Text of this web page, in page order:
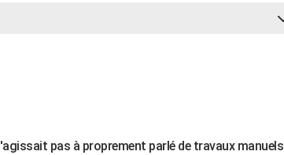
pas à proprement parlé de travaux manuels